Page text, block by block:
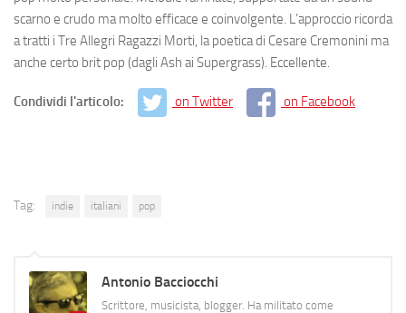
scarno e crudo ma molto efficace e coinvolgente. L’approccio ricorda
a tratti i Tre Allegri Ragazzi Morti, la poetica di Cesare Cremonini ma
anche certo brit pop (dagli Ash ai Supergrass). Eccellente.
Condividi l'articolo: on Twitter on Facebook
Tag: indie italiani pop
Antonio Bacciocchi
Scrittore, musicista, blogger. Ha militato come